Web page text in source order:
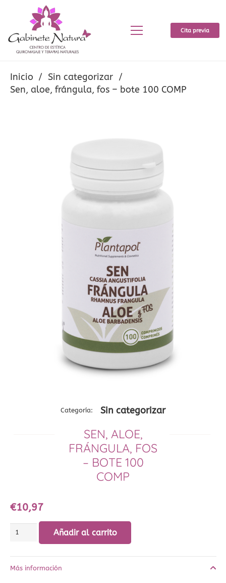
Cita previa
Inicio / Sin categorizar /
Sen, aloe, frángula, fos – bote 100 COMP
Categoría: Sin categorizar
SEN, ALOE,
FRÁNGULA, FOS
– BOTE 100
COMP
€10,97
Sen,
fos
Añadir al carrito
Más información